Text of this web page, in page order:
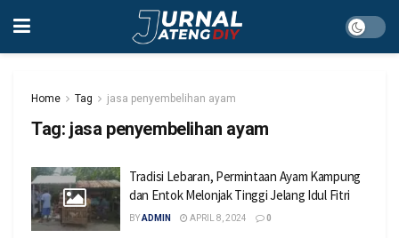
Home Tag jasa penyembelihan ayam
Tag: jasa penyembelihan ayam
Tradisi Lebaran, Permintaan Ayam Kampung
dan Entok Melonjak Tinggi Jelang Idul Fitri
BYADMIN APRIL 8, 2024 0